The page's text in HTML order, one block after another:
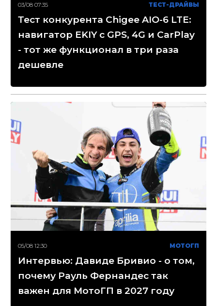
03/08 07:35 ТЕСТ-ДРАЙВЫ
Тест конкурента Chigee AIO-6 LTE:
навигатор EKIY с GPS, 4G и CarPlay
- тот же функционал в три раза
дешевле
05/08 12:30 МОТОГП
Интервью: Давиде Бривио - о том,
почему Рауль Фернандес так
важен для МотоГП в 2027 году